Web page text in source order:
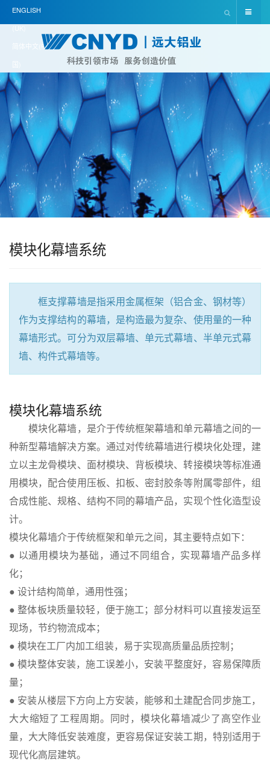
ENGLISH
(UK)
简体中文(中
国)
模块化幕墙系统
框支撑幕墙是指采用金属框架（铝合金、钢材等）
作为支撑结构的幕墙，是构造最为复杂、使用量的一种
幕墙形式。可分为双层幕墙、单元式幕墙、半单元式幕
墙、构件式幕墙等。
模块化幕墙系统
模块化幕墙，是介于传统框架幕墙和单元幕墙之间的一
种新型幕墙解决方案。通过对传统幕墙进行模块化处理，建
立以主龙骨模块、面材模块、背板模块、转接模块等标准通
用模块，配合使用压板、扣板、密封胶条等附属零部件，组
合成性能、规格、结构不同的幕墙产品，实现个性化造型设
计。
模块化幕墙介于传统框架和单元之间，其主要特点如下：
● 以通用模块为基础，通过不同组合，实现幕墙产品多样
化；
● 设计结构简单，通用性强；
● 整体板块质量较轻，便于施工；部分材料可以直接发运至
现场，节约物流成本；
● 模块在工厂内加工组装，易于实现高质量品质控制；
● 模块整体安装，施工误差小，安装平整度好，容易保障质
量；
● 安装从楼层下方向上方安装，能够和土建配合同步施工，
大大缩短了工程周期。同时，模块化幕墙减少了高空作业
量，大大降低安装难度，更容易保证安装工期，特别适用于
现代化高层建筑。